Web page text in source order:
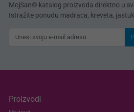
MojSan® katalog proizvoda direktno u
Istražite ponudu madraca, kreveta,
Proizvodi